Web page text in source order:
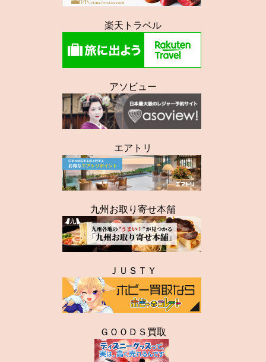
楽天トラベル
アソビュー
エアトリ
九州お取り寄せ本舗
ＪＵＳＴＹ
ＧＯＯＤＳ買取